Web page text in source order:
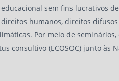
sem fins lucrativos
humanos, direitos difusos
Por meio de seminários,
consultivo (ECOSOC) junto às